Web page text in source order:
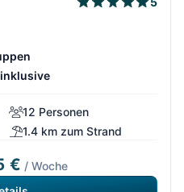
12 Personen
1.4 km zum Strand
€ / Woche